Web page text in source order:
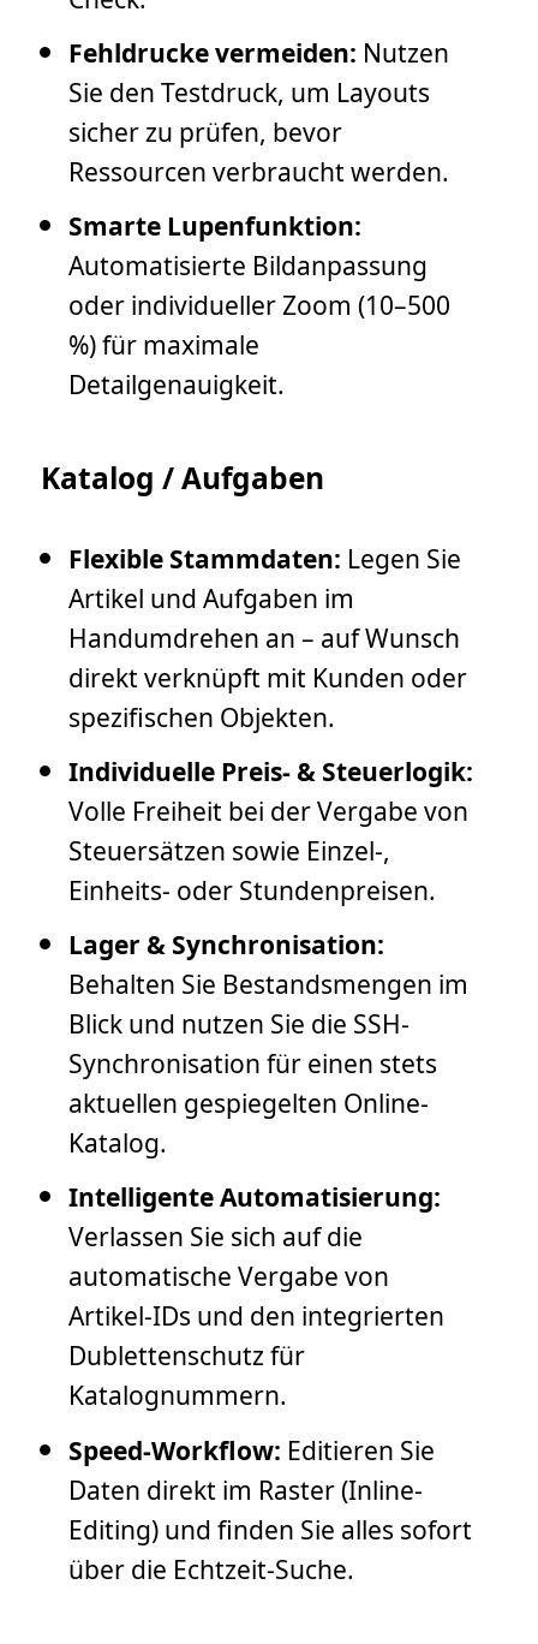
Fehldrucke vermeiden: Nutzen
Sie den Testdruck, um Layouts
sicher zu prüfen, bevor
Ressourcen verbraucht werden.
Smarte Lupenfunktion:
Automatisierte Bildanpassung
oder individueller Zoom (10–500
%) für maximale
Detailgenauigkeit.
Katalog / Aufgaben
Flexible Stammdaten: Legen Sie
Artikel und Aufgaben im
Handumdrehen an – auf Wunsch
direkt verknüpft mit Kunden oder
spezifischen Objekten.
Individuelle Preis- & Steuerlogik:
Volle Freiheit bei der Vergabe von
Steuersätzen sowie Einzel-,
Einheits- oder Stundenpreisen.
Lager & Synchronisation:
Behalten Sie Bestandsmengen im
Blick und nutzen Sie die SSH-
Synchronisation für einen stets
aktuellen gespiegelten Online-
Katalog.
Intelligente Automatisierung:
Verlassen Sie sich auf die
automatische Vergabe von
Artikel-IDs und den integrierten
Dublettenschutz für
Katalognummern.
Speed-Workflow: Editieren Sie
Daten direkt im Raster (Inline-
Editing) und finden Sie alles sofort
über die Echtzeit-Suche.